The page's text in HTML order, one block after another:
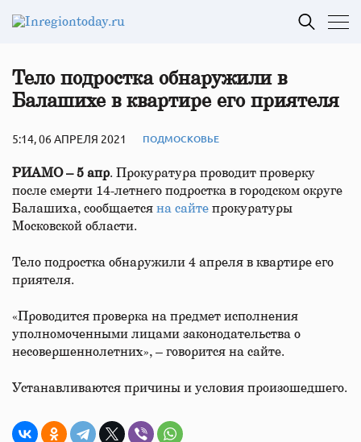
Тело подростка обнаружили в
Балашихе в квартире его приятеля
5:14, 06 АПРЕЛЯ 2021 ПОДМОСКОВЬЕ
РИАМО – 5 апр. Прокуратура проводит проверку
после смерти 14-летнего подростка в городском округе
Балашиха, сообщается на сайте прокуратуры
Московской области.
Тело подростка обнаружили 4 апреля в квартире его
приятеля.
«Проводится проверка на предмет исполнения
уполномоченными лицами законодательства о
несовершеннолетних», – говорится на сайте.
Устанавливаются причины и условия произошедшего.